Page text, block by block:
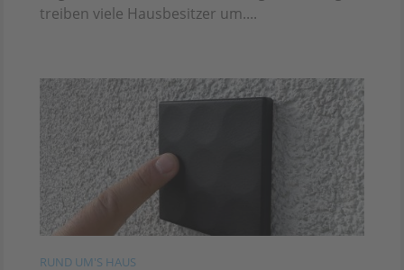
treiben viele Hausbesitzer um....
RUND UM'S HAUS